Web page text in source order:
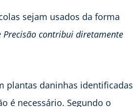
sejam usados da forma
Precisão contribui diretamente
plantas daninhas identificadas
é necessário. Segundo o